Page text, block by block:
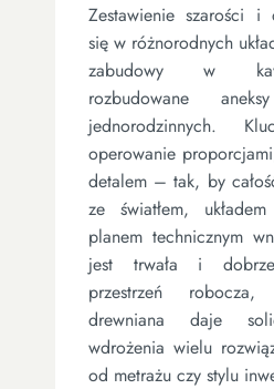
Zestawienie szarości i
się w różnorodnych
zabudowy w
rozbudowane
jednorodzinnych.
operowanie
detalem – tak, by
ze światłem,
planem technicznym
jest trwała i dobrze
przestrzeń
drewniana daje
wdrożenia wielu
od metrażu czy stylu